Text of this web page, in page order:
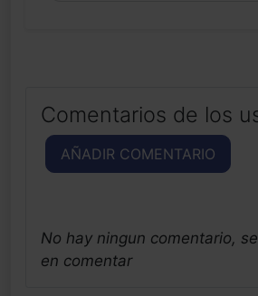
Comentarios de los
AÑADIR COMENTARIO
No hay ningun comentario,
en comentar